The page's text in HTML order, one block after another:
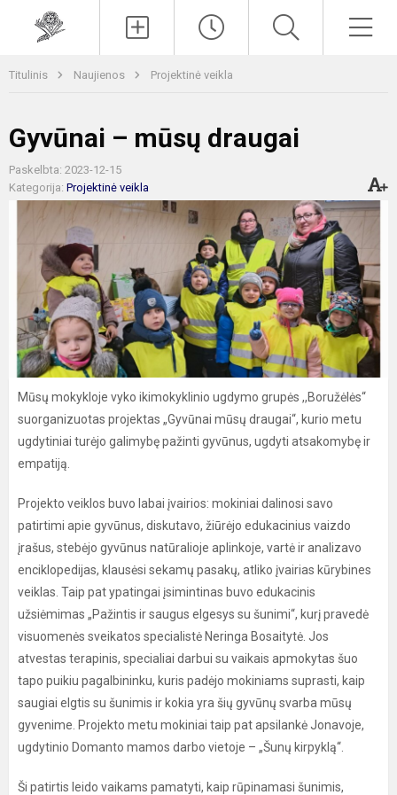
Titulinis Naujienos Projektinė veikla
Gyvūnai – mūsų draugai
Paskelbta: 2023-12-15
Kategorija: Projektinė veikla
Mūsų mokykloje vyko ikimokyklinio ugdymo grupės ,,Boružėlės“
suorganizuotas projektas „Gyvūnai mūsų draugai“, kurio metu
ugdytiniai turėjo galimybę pažinti gyvūnus, ugdyti atsakomybę ir
empatiją.
Projekto veiklos buvo labai įvairios: mokiniai dalinosi savo
patirtimi apie gyvūnus, diskutavo, žiūrėjo edukacinius vaizdo
įrašus, stebėjo gyvūnus natūralioje aplinkoje, vartė ir analizavo
enciklopedijas, klausėsi sekamų pasakų, atliko įvairias kūrybines
veiklas. Taip pat ypatingai įsimintinas buvo edukacinis
užsiėmimas „Pažintis ir saugus elgesys su šunimi“, kurį pravedė
visuomenės sveikatos specialistė Neringa Bosaitytė. Jos
atvestas terapinis, specialiai darbui su vaikais apmokytas šuo
tapo puikiu pagalbininku, kuris padėjo mokiniams suprasti, kaip
saugiai elgtis su šunimis ir kokia yra šių gyvūnų svarba mūsų
gyvenime. Projekto metu mokiniai taip pat apsilankė Jonavoje,
ugdytinio Domanto mamos darbo vietoje – „Šunų kirpyklą“.
Ši patirtis leido vaikams pamatyti, kaip rūpinamasi šunimis,